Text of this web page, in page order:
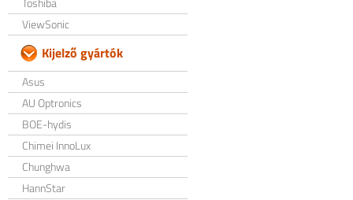
ViewSonic
Kijelző gyártók
Asus
AU Optronics
BOE-hydis
Chimei InnoLux
Chunghwa
HannStar